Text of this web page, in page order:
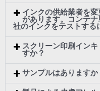
インクの供給業者を
があります。コンテ
社のインクをテストする
スクリーン印刷イン
すか？
サンプルはありますか